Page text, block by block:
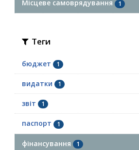
Місцеве самоврядування 1
Теги
бюджет 1
видатки 1
звіт 1
паспорт 1
фінансування 1